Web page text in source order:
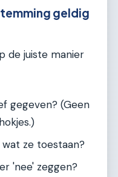
geldig
de juiste manier
gegeven? (Geen
ze toestaan?
'nee' zeggen?